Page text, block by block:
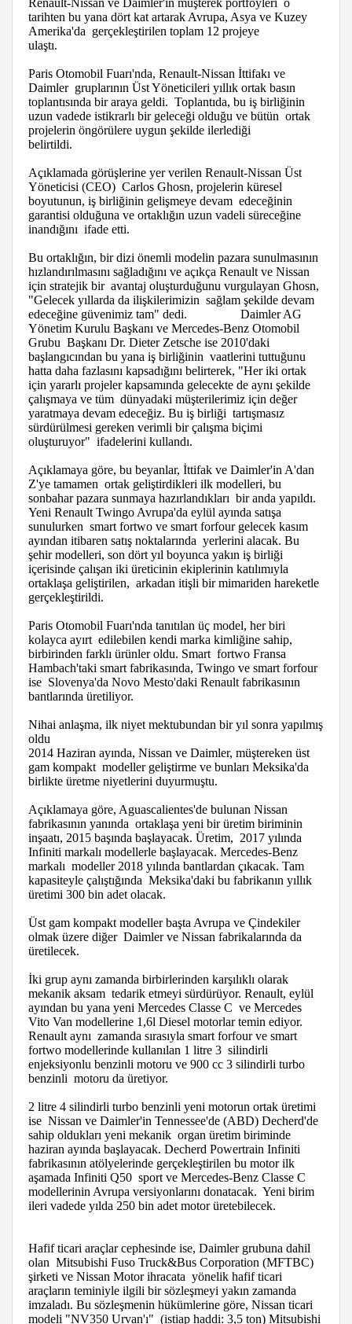
tarihten bu yana dört kat artarak Avrupa, Asya ve Kuzey
Amerika'da gerçekleştirilen toplam 12 projeye
ulaştı.
Paris Otomobil Fuarı'nda, Renault-Nissan İttifakı ve
Daimler gruplarının Üst Yöneticileri yıllık ortak basın
toplantısında bir araya geldi. Toplantıda, bu iş birliğinin
uzun vadede istikrarlı bir geleceği olduğu ve bütün ortak
projelerin öngörülere uygun şekilde ilerlediği
belirtildi.
Açıklamada görüşlerine yer verilen Renault-Nissan Üst
Yöneticisi (CEO) Carlos Ghosn, projelerin küresel
boyutunun, iş birliğinin gelişmeye devam edeceğinin
garantisi olduğuna ve ortaklığın uzun vadeli süreceğine
inandığını ifade etti.
Bu ortaklığın, bir dizi önemli modelin pazara sunulmasının
hızlandırılmasını sağladığını ve açıkça Renault ve Nissan
için stratejik bir avantaj oluşturduğunu vurgulayan Ghosn,
"Gelecek yıllarda da ilişkilerimizin sağlam şekilde devam
edeceğine güvenimiz tam" dedi. Daimler AG
Yönetim Kurulu Başkanı ve Mercedes-Benz Otomobil
Grubu Başkanı Dr. Dieter Zetsche ise 2010'daki
başlangıcından bu yana iş birliğinin vaatlerini tuttuğunu
hatta daha fazlasını kapsadığını belirterek, "Her iki ortak
için yararlı projeler kapsamında gelecekte de aynı şekilde
çalışmaya ve tüm dünyadaki müşterilerimiz için değer
yaratmaya devam edeceğiz. Bu iş birliği tartışmasız
sürdürülmesi gereken verimli bir çalışma biçimi
oluşturuyor" ifadelerini kullandı.
Açıklamaya göre, bu beyanlar, İttifak ve Daimler'in A'dan
Z'ye tamamen ortak geliştirdikleri ilk modelleri, bu
sonbahar pazara sunmaya hazırlandıkları bir anda yapıldı.
Yeni Renault Twingo Avrupa'da eylül ayında satışa
sunulurken smart fortwo ve smart forfour gelecek kasım
ayından itibaren satış noktalarında yerlerini alacak. Bu
şehir modelleri, son dört yıl boyunca yakın iş birliği
içerisinde çalışan iki üreticinin ekiplerinin katılımıyla
ortaklaşa geliştirilen, arkadan itişli bir mimariden hareketle
gerçekleştirildi.
Paris Otomobil Fuarı'nda tanıtılan üç model, her biri
kolayca ayırt edilebilen kendi marka kimliğine sahip,
birbirinden farklı ürünler oldu. Smart fortwo Fransa
Hambach'taki smart fabrikasında, Twingo ve smart forfour
ise Slovenya'da Novo Mesto'daki Renault fabrikasının
bantlarında üretiliyor.
Nihai anlaşma, ilk niyet mektubundan bir yıl sonra yapılmış
oldu
2014 Haziran ayında, Nissan ve Daimler, müştereken üst
gam kompakt modeller geliştirme ve bunları Meksika'da
birlikte üretme niyetlerini duyurmuştu.
Açıklamaya göre, Aguascalientes'de bulunan Nissan
fabrikasının yanında ortaklaşa yeni bir üretim biriminin
inşaatı, 2015 başında başlayacak. Üretim, 2017 yılında
Infiniti markalı modellerle başlayacak. Mercedes-Benz
markalı modeller 2018 yılında bantlardan çıkacak. Tam
kapasiteyle çalıştığında Meksika'daki bu fabrikanın yıllık
üretimi 300 bin adet olacak.
Üst gam kompakt modeller başta Avrupa ve Çindekiler
olmak üzere diğer Daimler ve Nissan fabrikalarında da
üretilecek.
İki grup aynı zamanda birbirlerinden karşılıklı olarak
mekanik aksam tedarik etmeyi sürdürüyor. Renault, eylül
ayından bu yana yeni Mercedes Classe C ve Mercedes
Vito Van modellerine 1,6l Diesel motorlar temin ediyor.
Renault aynı zamanda sırasıyla smart forfour ve smart
fortwo modellerinde kullanılan 1 litre 3 silindirli
enjeksiyonlu benzinli motoru ve 900 cc 3 silindirli turbo
benzinli motoru da üretiyor.
2 litre 4 silindirli turbo benzinli yeni motorun ortak üretimi
ise Nissan ve Daimler'in Tennessee'de (ABD) Decherd'de
sahip oldukları yeni mekanik organ üretim biriminde
haziran ayında başlayacak. Decherd Powertrain Infiniti
fabrikasının atölyelerinde gerçekleştirilen bu motor ilk
aşamada Infiniti Q50 sport ve Mercedes-Benz Classe C
modellerinin Avrupa versiyonlarını donatacak. Yeni birim
ileri vadede yılda 250 bin adet motor üretebilecek.
Hafif ticari araçlar cephesinde ise, Daimler grubuna dahil
olan Mitsubishi Fuso Truck&Bus Corporation (MFTBC)
şirketi ve Nissan Motor ihracata yönelik hafif ticari
araçların teminiyle ilgili bir sözleşmeyi yakın zamanda
imzaladı. Bu sözleşmenin hükümlerine göre, Nissan ticari
modeli "NV350 Urvan'ı" (istiap haddi: 3,5 ton) Mitsubishi